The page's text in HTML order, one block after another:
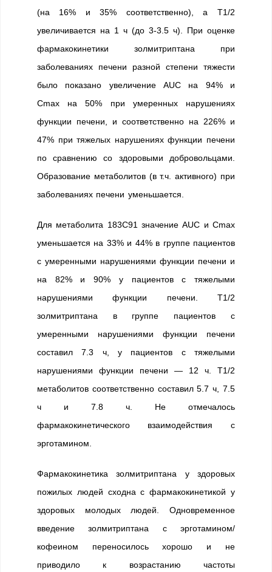
(на 16% и 35% соответственно), а T1/2
увеличивается на 1 ч (до 3-3.5 ч). При оценке
фармакокинетики золмитриптана при
заболеваниях печени разной степени тяжести
было показано увеличение AUC на 94% и
Сmax на 50% при умеренных нарушениях
функции печени, и соответственно на 226% и
47% при тяжелых нарушениях функции печени
по сравнению со здоровыми добровольцами.
Образование метаболитов (в т.ч. активного) при
заболеваниях печени уменьшается.
Для метаболита 183С91 значение AUC и Сmax
уменьшается на 33% и 44% в группе пациентов
с умеренными нарушениями функции печени и
на 82% и 90% у пациентов с тяжелыми
нарушениями функции печени. T1/2
золмитриптана в группе пациентов с
умеренными нарушениями функции печени
составил 7.3 ч, у пациентов с тяжелыми
нарушениями функции печени — 12 ч. T1/2
метаболитов соответственно составил 5.7 ч, 7.5
ч и 7.8 ч. Не отмечалось
фармакокинетического взаимодействия с
эрготамином.
Фармакокинетика золмитриптана у здоровых
пожилых людей сходна с фармакокинетикой у
здоровых молодых людей. Одновременное
введение золмитриптана с эрготамином/
кофеином переносилось хорошо и не
приводило к возрастанию частоты